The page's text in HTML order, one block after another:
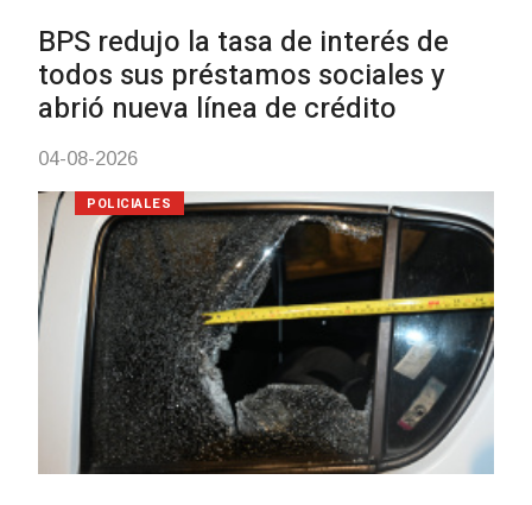
Siniestro laboral con tiernizadora
de carne
01-08-2026
Inauguran Destacamento de la
NOTICIAS